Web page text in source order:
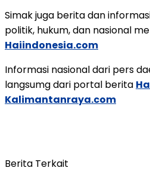
Simak juga berita dan
politik, hukum, dan nasional
Haiindonesia.com
Informasi nasional dari pers
langsumg dari portal berita
Kalimantanraya.com
Berita Terkait